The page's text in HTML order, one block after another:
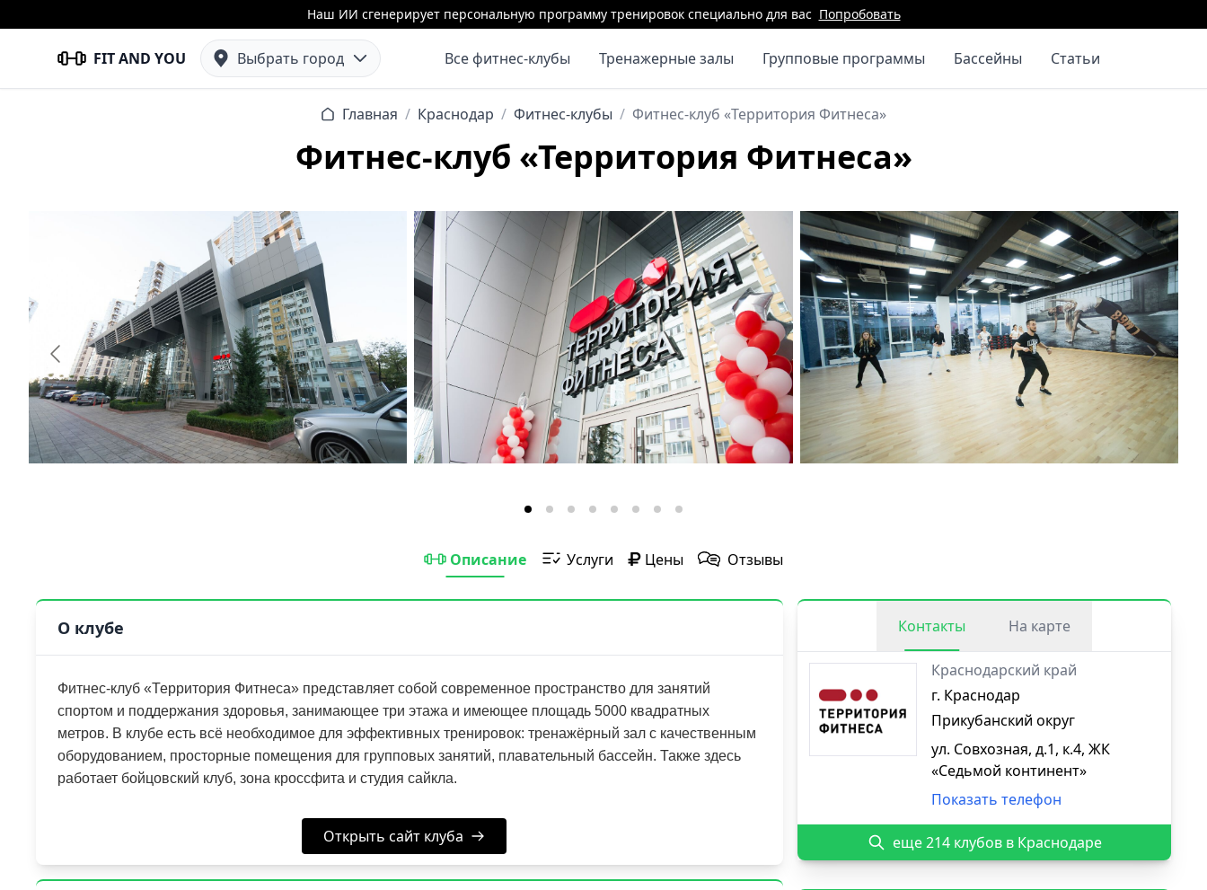
Наш ИИ сгенерирует персональную программу тренировок специально для вас Попробовать
FIT AND YOU Выбрать город Все фитнес-клубы Тренажерные залы Групповые программы Бассейны Статьи
Главная / Краснодар / Фитнес-клубы / Фитнес-клуб «Территория Фитнеса»
Фитнес-клуб «Территория Фитнеса»
Описание Услуги Цены Отзывы
О клубе
Фитнес-клуб «Территория Фитнеса» представляет собой современное пространство для занятий
спортом и поддержания здоровья, занимающее три этажа и имеющее площадь 5000 квадратных
метров. В клубе есть всё необходимое для эффективных тренировок: тренажёрный зал с качественным
оборудованием, просторные помещения для групповых занятий, плавательный бассейн. Также здесь
работает бойцовский клуб, зона кроссфита и студия сайкла.
Открыть сайт клуба
Контакты На карте
Краснодарский край
г. Краснодар
Прикубанский округ
ул. Совхозная, д.1, к.4, ЖК
«Седьмой континент»
Показать телефон
еще 214 клубов в Краснодаре